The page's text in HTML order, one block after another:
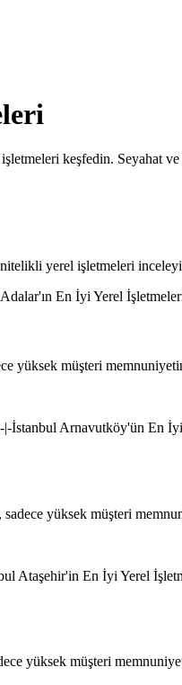
keşfedin. Seyahat ve
yerel işletmeleri
En İyi Yerel
yüksek müşteri
Arnavutköy'ün En
yüksek müşteri
Ataşehir'in En İyi Yerel
yüksek müşteri